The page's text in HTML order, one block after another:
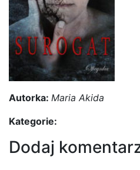
Autorka: Maria Akida
Kategorie:
Dodaj